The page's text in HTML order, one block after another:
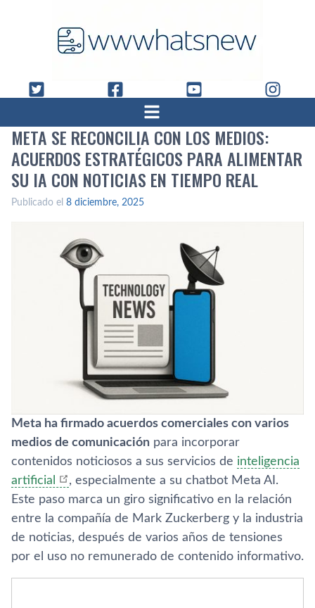
META SE RECONCILIA CON LOS MEDIOS:
ACUERDOS ESTRATÉGICOS PARA ALIMENTAR
SU IA CON NOTICIAS EN TIEMPO REAL
Publicado el 8 diciembre, 2025
Meta ha firmado acuerdos comerciales con varios
medios de comunicación para incorporar
contenidos noticiosos a sus servicios de inteligencia
artificial
, especialmente a su chatbot Meta AI.
Este paso marca un giro significativo en la relación
entre la compañía de Mark Zuckerberg y la industria
de noticias, después de varios años de tensiones
por el uso no remunerado de contenido informativo.